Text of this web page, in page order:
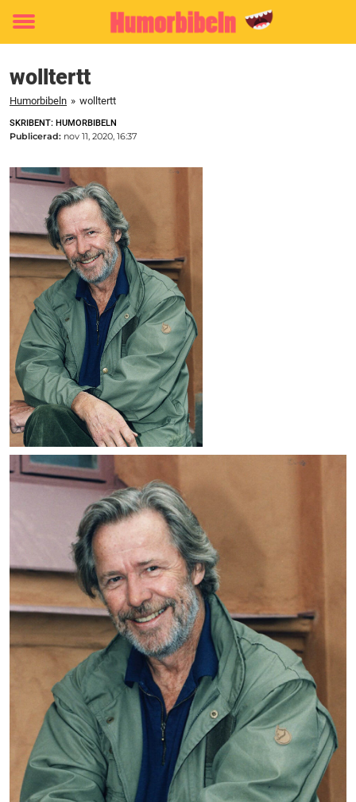
Toggle
wolltertt
Humorbibeln » wolltertt
SKRIBENT: HUMORBIBELN
Publicerad: nov 11, 2020, 16:37